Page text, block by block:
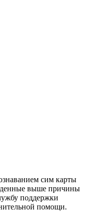
сим карты
выше причины
поддержки
помощи.